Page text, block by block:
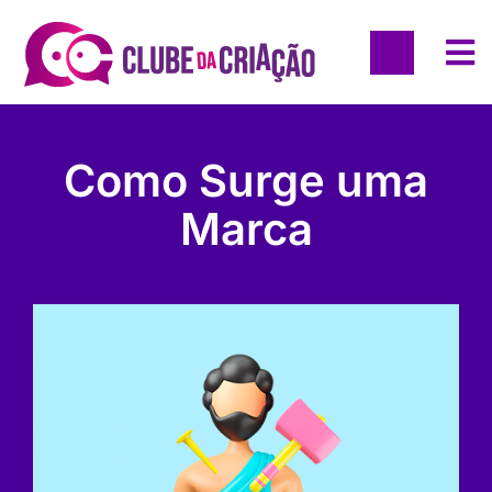
Como Surge uma
Marca